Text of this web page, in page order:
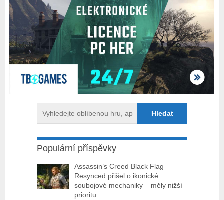
Populární příspěvky
Assassin’s Creed Black Flag
Resynced přišel o ikonické
soubojové mechaniky – měly nižší
prioritu